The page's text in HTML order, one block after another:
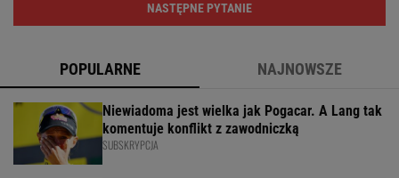
NASTĘPNE PYTANIE
POPULARNE NAJNOWSZE
Niewiadoma jest wielka jak Pogacar. A Lang tak
komentuje konflikt z zawodniczką
SUBSKRYPCJA